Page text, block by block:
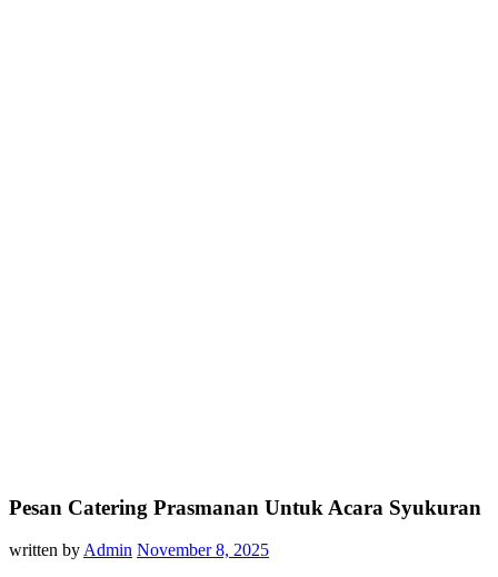
Pesan Catering Prasmanan Untuk Acara Syukuran
written byAdmin November 8, 2025